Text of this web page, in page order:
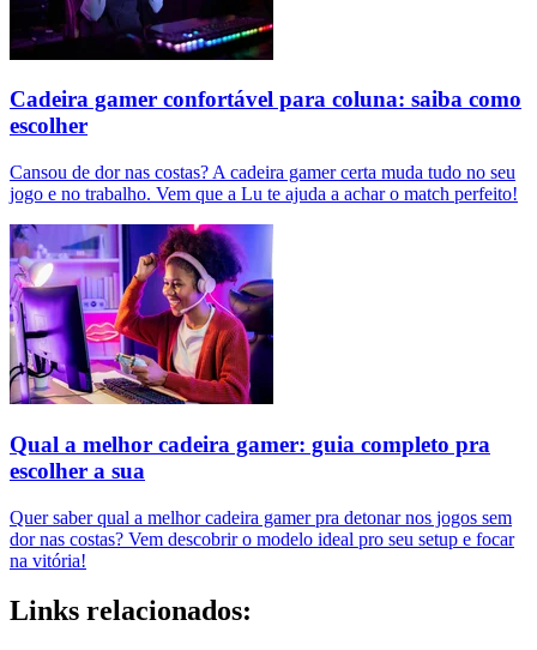
Cadeira gamer confortável para coluna: saiba como
escolher
Cansou de dor nas costas? A cadeira gamer certa muda tudo no seu
jogo e no trabalho. Vem que a Lu te ajuda a achar o match perfeito!
Qual a melhor cadeira gamer: guia completo pra
escolher a sua
Quer saber qual a melhor cadeira gamer pra detonar nos jogos sem
dor nas costas? Vem descobrir o modelo ideal pro seu setup e focar
na vitória!
Links relacionados: